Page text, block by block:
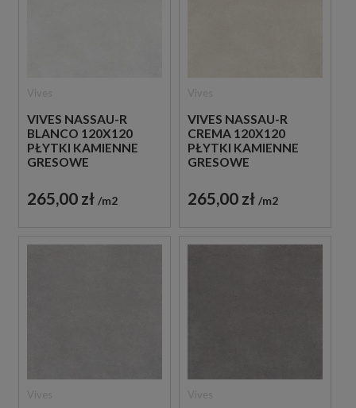
VIVES NASSAU-R
BLANCO 120X120
PŁYTKI KAMIENNE
GRESOWE
265,00 zł m2
VIVES NASSAU-R
CREMA 120X120
PŁYTKI KAMIENNE
GRESOWE
265,00 zł m2